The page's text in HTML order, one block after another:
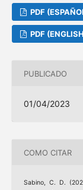
PDF
PDF
PUBLICADO
01/04/2023
COMO CITAR
Sabino, C. D.